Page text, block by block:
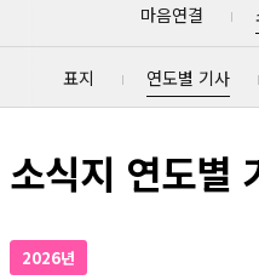
마음연결
표지 연도별 기사
소식지 연도별
2026년